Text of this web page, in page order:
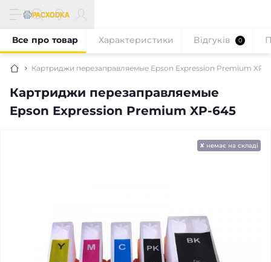
Картриджи перезаправляемые Epson Expression Premium XP-
Картриджи перезаправляемые
Epson Expression Premium XP-645
Все про товар Характеристики Відгуків 0
✘ немає на складі